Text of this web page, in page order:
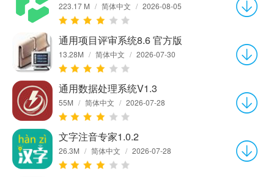
223.17 M / 简体中文 / 2026-08-05
通用项目评审系统8.6 官方版
13.28M / 简体中文 / 2026-07-30
通用数据处理系统V1.3
55M / 简体中文 / 2026-07-28
文字注音专家1.0.2
26.3M / 简体中文 / 2026-07-28